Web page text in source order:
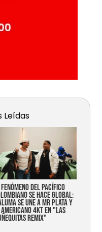
Leídas
DEL PACÍFICO
SE HACE GLOBAL:
SE UNE A MR PLATA Y
4KT EN "LAS
REMIX"